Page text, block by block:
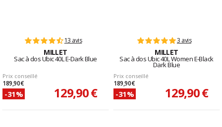
13 avis
MILLET
Sac à dos Ubic 40L E-Dark Blue
Prix conseillé
189,90 €
-31% 129,90 €
3 avis
MILLET
Sac à dos Ubic 40L Women E-Black
Dark Blue
Prix conseillé
189,90 €
-31% 129,90 €